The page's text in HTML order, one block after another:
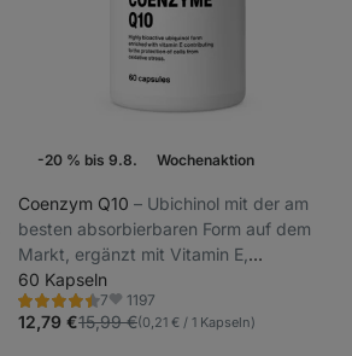
-20 % bis 9.8. Wochenaktion
Coenzym Q10 ⁠–⁠ Ubichinol mit der am
besten absorbierbaren Form auf dem
Markt, ergänzt mit Vitamin E,
Nahrungsergänzungsmittel
60 Kapseln
7
Bewertung
4.5/5,
7
Favoriten
1197
12,79 €15,99 €(0,21 € / 1 Kapseln)